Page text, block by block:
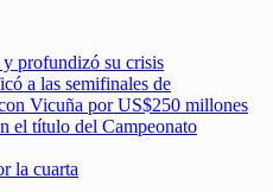
profundizó su crisis
a las semifinales de
Vicuña por US$250 millones
el título del Campeonato
la cuarta